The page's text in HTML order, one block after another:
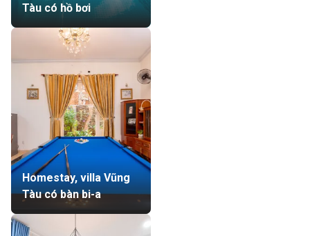
Tàu có hồ bơi
Homestay, villa Vũng
Tàu có bàn bi-a